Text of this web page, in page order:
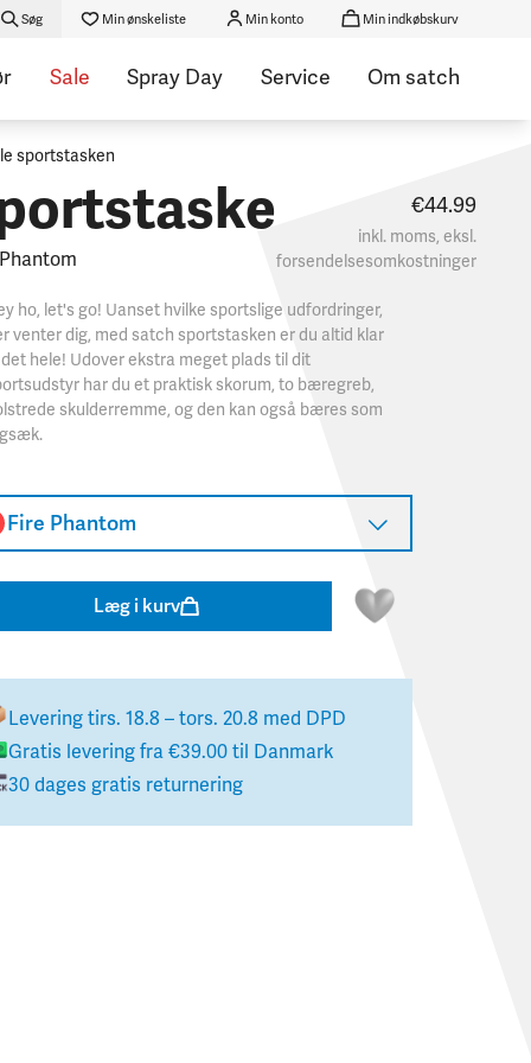
Søg Min ønskeliste Min konto Min indkøbskurv
Sale Spray Day Service Om satch
sportstasken
€44.99
inkl. moms, eksl.
forsendelsesomkostninger
ho, let's go! Uanset hvilke sportslige udfordringer,
venter dig, med satch sportstasken er du altid klar
hele! Udover ekstra meget plads til dit
har du et praktisk skorum, to bæregreb,
skulderremme, og den kan også bæres som
Fire Phantom
Læg i kurv
Levering tirs. 18.8 – tors. 20.8 med DPD
Gratis levering fra €39.00til Danmark
30 dages gratis returnering